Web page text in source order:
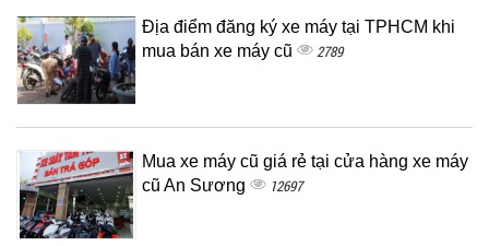
Địa điểm đăng ký xe máy tại TPHCM khi
mua bán xe máy cũ
2789
Mua xe máy cũ giá rẻ tại cửa hàng xe máy
cũ An Sương
12697